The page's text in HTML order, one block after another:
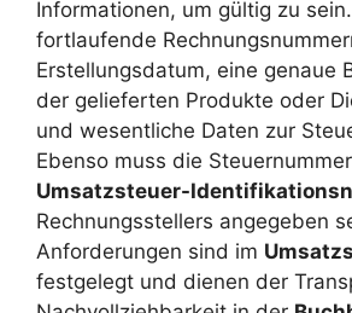
Informationen, um gültig zu
fortlaufende
Erstellungsdatum, eine genaue
der gelieferten Produkte oder
und wesentliche Daten zur
Ebenso muss die
Umsatzsteuer-
Rechnungsstellers angegeben
Anforderungen sind im
festgelegt und dienen der